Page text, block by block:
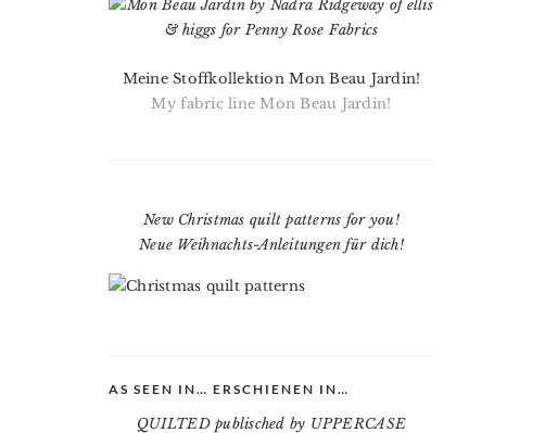
Meine Stoffkollektion Mon Beau Jardin!
My fabric line Mon Beau Jardin!
New Christmas quilt patterns for you!
Neue Weihnachts-Anleitungen für dich!
AS SEEN IN… ERSCHIENEN IN…
QUILTED publisched by UPPERCASE